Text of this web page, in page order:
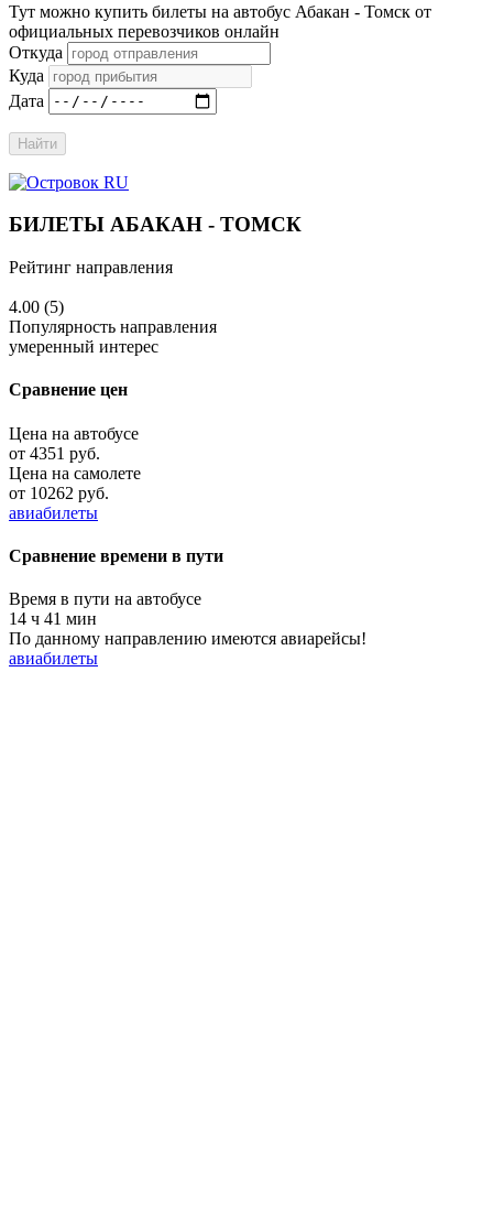
Тут можно купить билеты на автобус Абакан - Томск от
официальных перевозчиков онлайн
Откуда
Куда
Дата
Найти
БИЛЕТЫ АБАКАН - ТОМСК
Рейтинг направления
4.00 (5)
Популярность направления
умеренный интерес
Сравнение цен
Цена на автобусе
от 4351 руб.
Цена на самолете
от 10262 руб.
авиабилеты
Сравнение времени в пути
Время в пути на автобусе
14 ч 41 мин
По данному направлению имеются авиарейсы!
авиабилеты